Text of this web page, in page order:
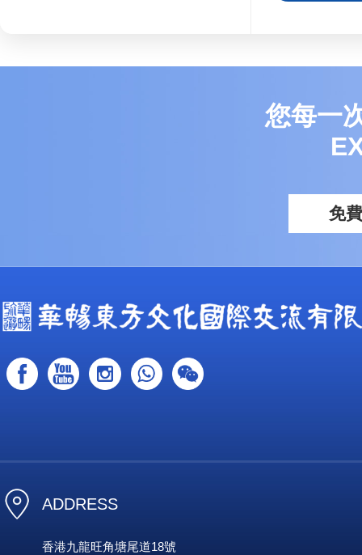
您每一
免
ADDRESS
香港九龍旺角塘尾道18號